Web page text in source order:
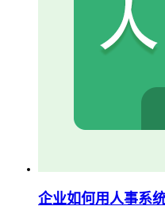
企业如何用人事系